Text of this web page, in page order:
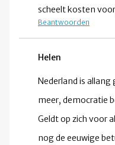
scheelt kosten
Beantwoorden
Helen
Nederland is
meer, democratie
Geldt op zich voor
nog de eeuwige